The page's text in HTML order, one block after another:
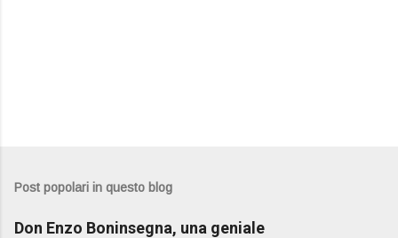
Post popolari in questo blog
Don Enzo Boninsegna, una geniale